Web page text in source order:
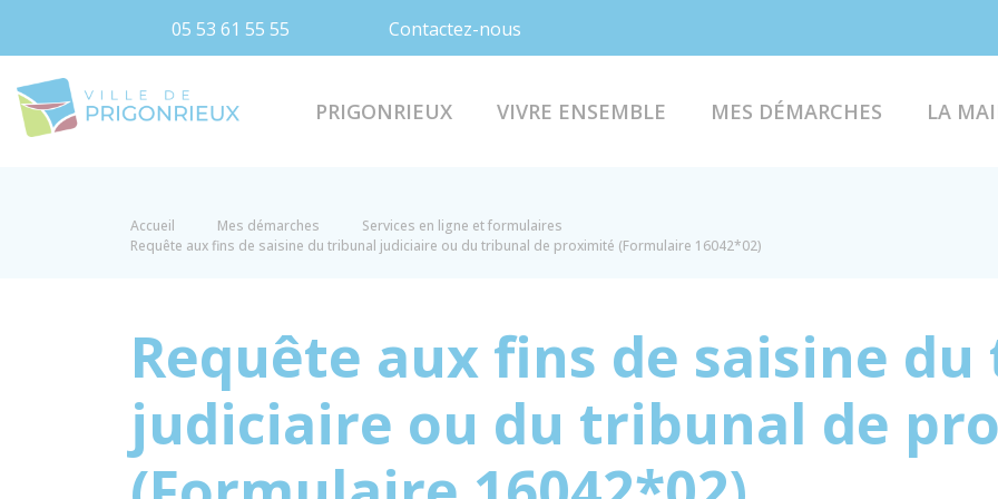
05 53 61 55 55 Contactez-nous
PRIGONRIEUX VIVRE ENSEMBLE MES DÉMARCHES LA
Accueil Mes démarches
Services en ligne et formulaires
Requête aux fins de saisine du tribunal judiciaire ou du tribunal de proximité (Formulaire 16042*02)
Requête aux fins de saisine
judiciaire ou du tribunal de